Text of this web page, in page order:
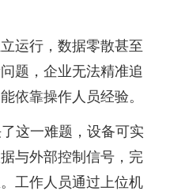
运行，数据零散甚至
题，企业无法精准追
依靠操作人员经验。
这一难题，设备可实
与外部控制信号，完
工作人员通过上位机